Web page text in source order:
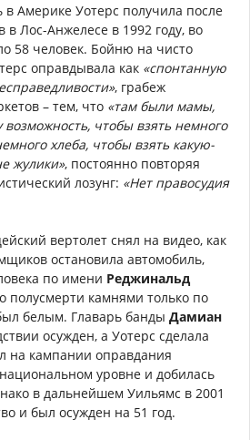
Америке Уотерс получила после
в Лос-Анжелесе в 1992 году, во
58 человек. Бойню на чисто
оправдывала как «спонтанную
, грабеж
– тем, что «там были мамы,
возможность, чтобы взять немного
хлеба, чтобы взять какую-
жулики», постоянно повторяя
лозунг: «Нет правосудия
вертолет снял на видео, как
остановила автомобиль,
по имени Реджинальд
полусмерти камнями только по
белым. Главарь банды Дамиан
осужден, а Уотерс сделала
на кампании оправдания
уровне и добилась
в дальнейшем Уильямс в 2001
и был осужден на 51 год.